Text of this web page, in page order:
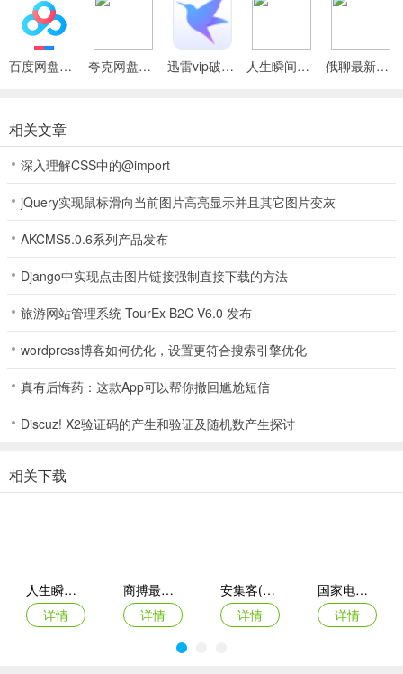
Intel Unison最新手机版功能
1、文件传输超便捷，能在电脑与安卓/iOS设备间快速传输，手机拍摄
的拨打与接听。
3、在电脑上收发短信超轻松，无需切换设备，用全键盘和显示器就能
舒适便捷操作。
4、能在电脑接收和管理手机通知，保持网络连接，轻松掌控手机应用
5、支持手机和电脑互传文件，在电脑上直接拖拽文件到界面即可传
输，方便快捷。
Intel Unison最新手机版使用说明
需扫码或文本代码配对，手机电脑蓝牙须开启，经手机授权可配对成
2. 功能总览：配对完成可看到功能总览，界面简洁，左上角能查看设
4. 消息功能：能在电脑上收发短信，但不能显示手机历史信息，新短
信会同步到电脑。
5. 接打电话：支持在电脑端拨打接听电话，可访问通讯录但无通话记
百度网盘绿色免安装Pc电脑版 夸克网盘官方正式版 迅雷vip破解版永久会员2024版 人生瞬间最新手机版 俄聊最新手机版
相关文章
深入理解CSS中的@import
jQuery实现鼠标滑向当前图片高亮显示并且其它图片变灰
AKCMS5.0.6系列产品发布
Django中实现点击图片链接强制直接下载的方法
旅游网站管理系统 TourEx B2C V6.0 发布
wordpress博客如何优化，设置更符合搜索引擎优化
真有后悔药：这款App可以帮你撤回尴尬短信
Discuz! X2验证码的产生和验证及随机数产生探讨
相关下载
人生瞬间最新手机版
详情
商搏最新手机版
详情
安集客(服务工单管理)
详情
国家电投网络学院app
详情